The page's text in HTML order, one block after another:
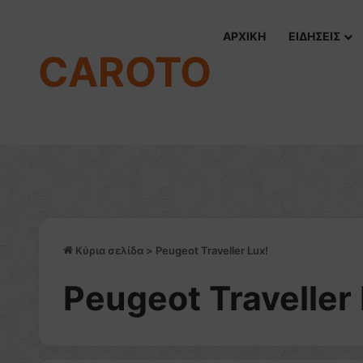
CAROTO
ΑΡΧΙΚΗ ΕΙΔΗΣΕΙΣ
Κύρια σελίδα > Peugeot Traveller Lux!
Peugeot Traveller